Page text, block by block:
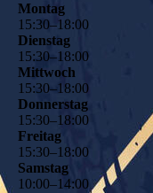
Montag
15:30–18:00
Dienstag
15:30–18:00
Mittwoch
15:30–18:00
Donnerstag
15:30–18:00
Freitag
15:30–18:00
Samstag
10:00–14:00